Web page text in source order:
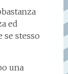
ed
se stesso
una